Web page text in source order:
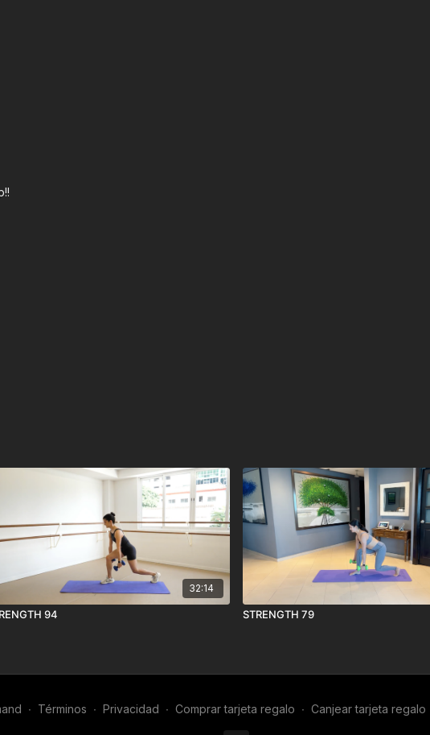
32:14
94 STRENGTH 79
∙ Términos ∙ Privacidad ∙ Comprar tarjeta regalo ∙ Canjear tarjeta regalo